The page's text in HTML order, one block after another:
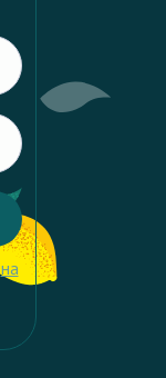
на